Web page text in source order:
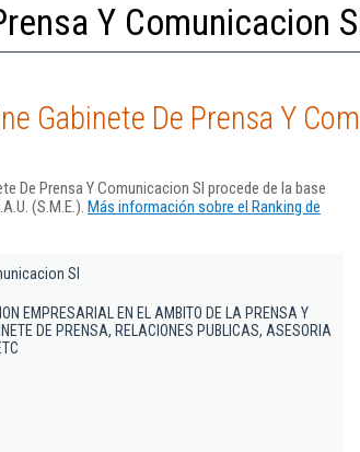
Y Comunicacion
Gabinete De Prensa Y
De Prensa Y Comunicacion Sl procede de la base
(S.M.E.). Más información sobre el Ranking de
Sl
EMPRESARIAL EN EL AMBITO DE LA PRENSA Y
DE PRENSA, RELACIONES PUBLICAS, ASESORIA